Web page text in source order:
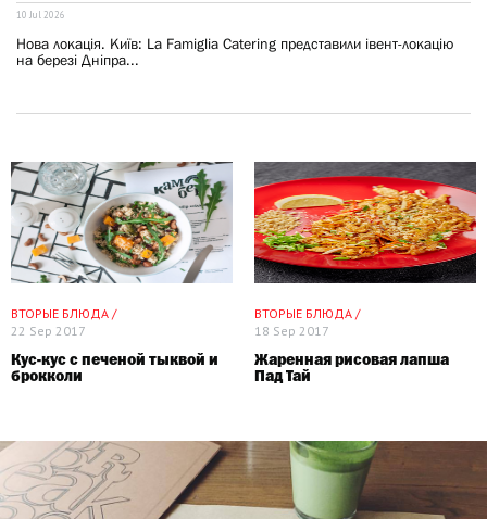
10 Jul 2026
Нова локація. Київ: La Famiglia Catering представили івент-локацію
на березі Дніпра...
ВТОРЫЕ БЛЮДА /
22 Sep 2017
Кус-кус с печеной тыквой и
брокколи
ВТОРЫЕ БЛЮДА /
18 Sep 2017
Жаренная рисовая лапша
Пад Тай